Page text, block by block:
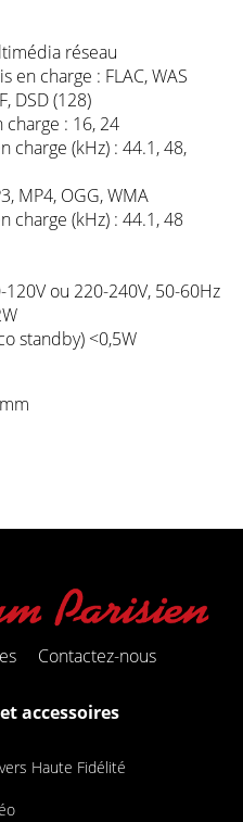
réseau
charge : FLAC, WAS
DSD (128)
: 16, 24
charge (kHz) : 44.1, 48,
MP4, OGG, WMA
charge (kHz) : 44.1, 48
ou 220-240V, 50-60Hz
standby) <0,5W
Contactez-nous
accessoires
Haute Fidélité